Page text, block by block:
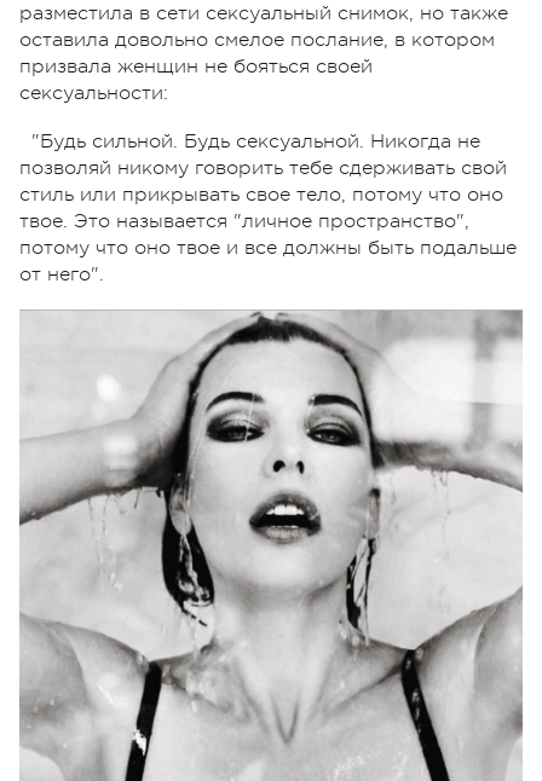
разместила в сети сексуальный снимок, но также
оставила довольно смелое послание, в котором
призвала женщин не бояться своей
сексуальности:
"Будь сильной. Будь сексуальной. Никогда не
позволяй никому говорить тебе сдерживать свой
стиль или прикрывать свое тело, потому что оно
твое. Это называется "личное пространство",
потому что оно твое и все должны быть подальше
от него".